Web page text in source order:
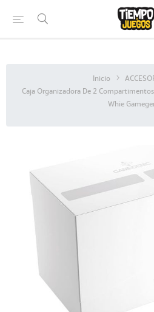
Inicio
Caja Organizadora De 2
Whie